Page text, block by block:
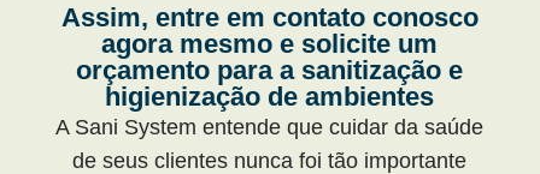
Assim, entre em contato conosco
agora mesmo e solicite um
orçamento para a sanitização e
higienização de ambientes
A Sani System entende que cuidar da saúde
de seus clientes nunca foi tão importante